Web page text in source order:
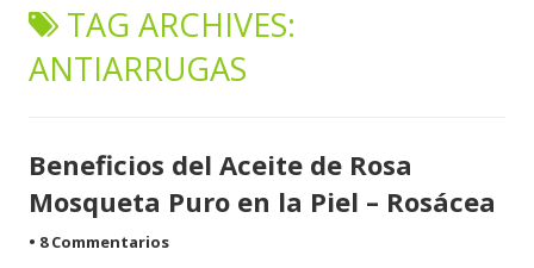
TAG ARCHIVES:
ANTIARRUGAS
Beneficios del Aceite de Rosa
Mosqueta Puro en la Piel – Rosácea
• 8 Commentarios